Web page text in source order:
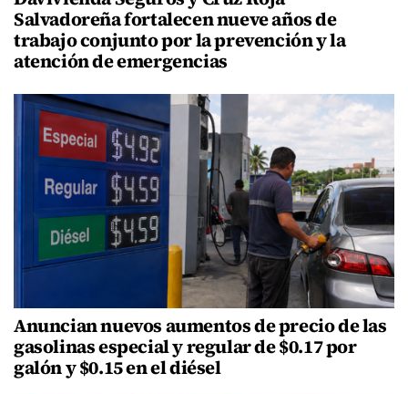
Salvadoreña fortalecen nueve años de
trabajo conjunto por la prevención y la
atención de emergencias
Anuncian nuevos aumentos de precio de las
gasolinas especial y regular de $0.17 por
galón y $0.15 en el diésel